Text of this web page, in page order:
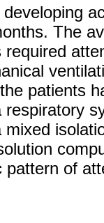
The
patients
respiratory
pattern of